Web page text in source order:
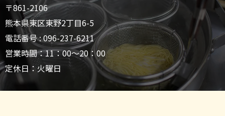
〒861-2106
熊本県東区東野2丁目6-5
電話番号 : 096-237-6211
営業時間：11：00～20：00
定休日：火曜日